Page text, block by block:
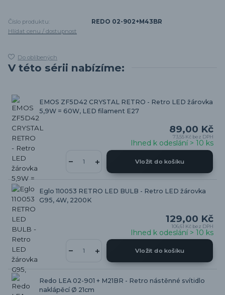
Číslo produktu:
REDO 02-902+M43BR
Hlídat cenu / dostupnost
Do oblíbených
V této sérii nabízíme:
EMOS ZF5D42 CRYSTAL RETRO - Retro LED žárovka
5,9W = 60W, LED filament E27
89,00 Kč
73,55 Kč bez DPH
Ihned k odeslání > 10 ks
Vložit do košíku
Eglo 110053 RETRO LED BULB - Retro LED žárovka
G95, 4W, 2200K
129,00 Kč
106,61 Kč bez DPH
Ihned k odeslání > 10 ks
Vložit do košíku
Redo LEA 02-901 + M21BR - Retro nástěnné svítidlo
naklápěcí Ø 21cm